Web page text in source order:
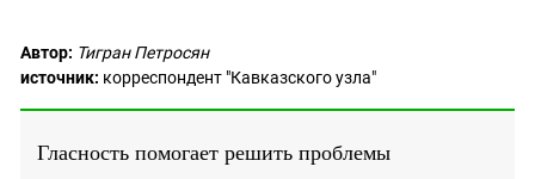
Автор: Тигран Петросян
источник: корреспондент "Кавказского узла"
Гласность помогает решить проблемы